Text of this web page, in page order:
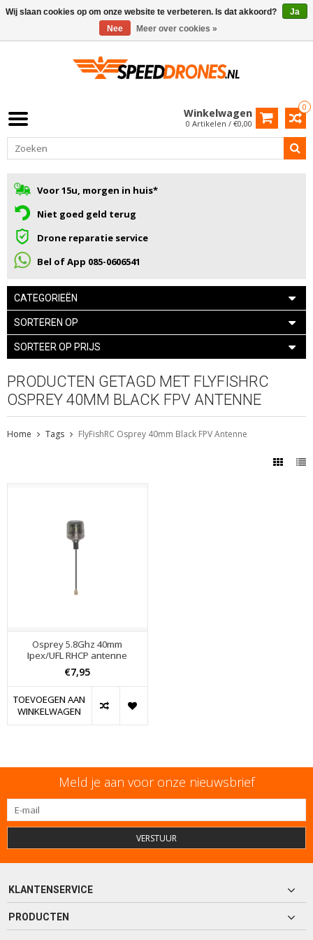
0
Winkelwagen
0 Artikelen / €0,00
Voor 15u, morgen in huis*
Niet goed geld terug
Drone reparatie service
Bel of App 085-0606541
CATEGORIEËN
SORTEREN OP
SORTEER OP PRIJS
PRODUCTEN GETAGD MET FLYFISHRC
OSPREY 40MM BLACK FPV ANTENNE
Home Tags FlyFishRC Osprey 40mm Black FPV Antenne
Osprey 5.8Ghz 40mm
Ipex/UFL RHCP antenne
€7,95
TOEVOEGEN AAN
WINKELWAGEN
Meld je aan voor onze nieuwsbrief
VERSTUUR
KLANTENSERVICE
PRODUCTEN
Wij slaan cookies op om onze website te verbeteren. Is dat akkoord?
Ja
Nee
Meer over cookies »